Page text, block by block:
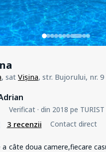
, sat Vișina, str. Bujorului, nr. 9
Verificat· din 2018 pe
3 recenzii Contact direct
a câte doua camere,fiecare